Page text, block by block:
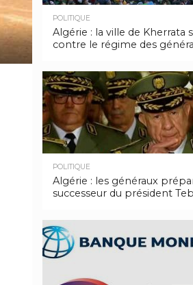
POLITIQUE
Algérie : la ville de Kherrata
contre le régime des
POLITIQUE
Algérie : les généraux
successeur du président